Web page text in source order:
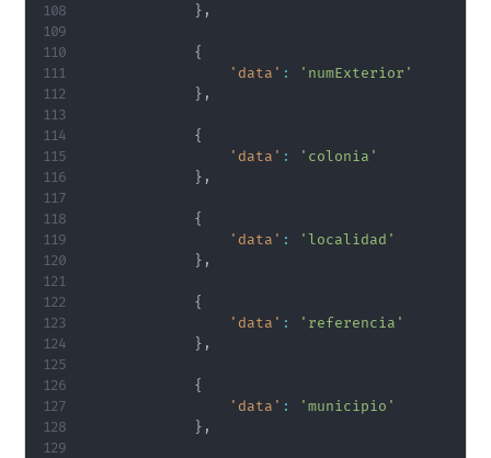
} ,
{
'data' :
'numExterior'
} ,
{
'data' :
'colonia'
} ,
{
'data' :
'localidad'
} ,
{
'data' :
'referencia'
} ,
{
'data' :
'municipio'
} ,